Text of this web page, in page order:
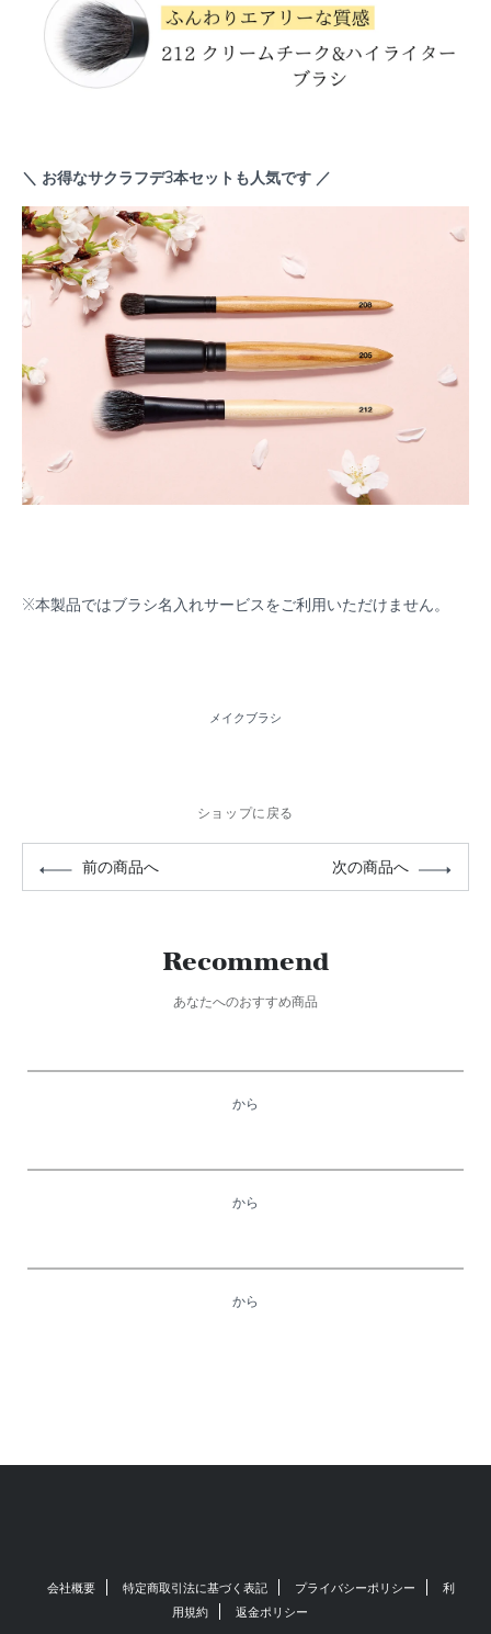
＼ お得なサクラフデ3本セットも人気です ／
※本製品ではブラシ名入れサービスをご利用いただけません。
メイクブラシ
ショップに戻る
前の商品へ 次の商品へ
Recommend
あなたへのおすすめ商品
から
から
から
会社概要 特定商取引法に基づく表記 プライバシーポリシー
利
用規約
返金ポリシー